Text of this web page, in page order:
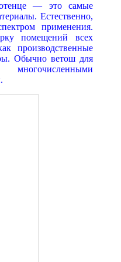
— это самые
Естественно,
применения.
помещений всех
производственные
Обычно ветош для